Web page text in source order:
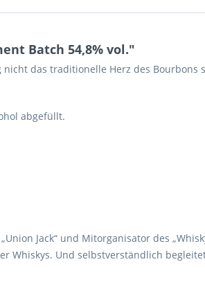
Batch 54,8% vol."
das traditionelle Herz des Bourbons
abgefüllt.
Jack“ und Mitorganisator des
Whiskys. Und selbstverständlich